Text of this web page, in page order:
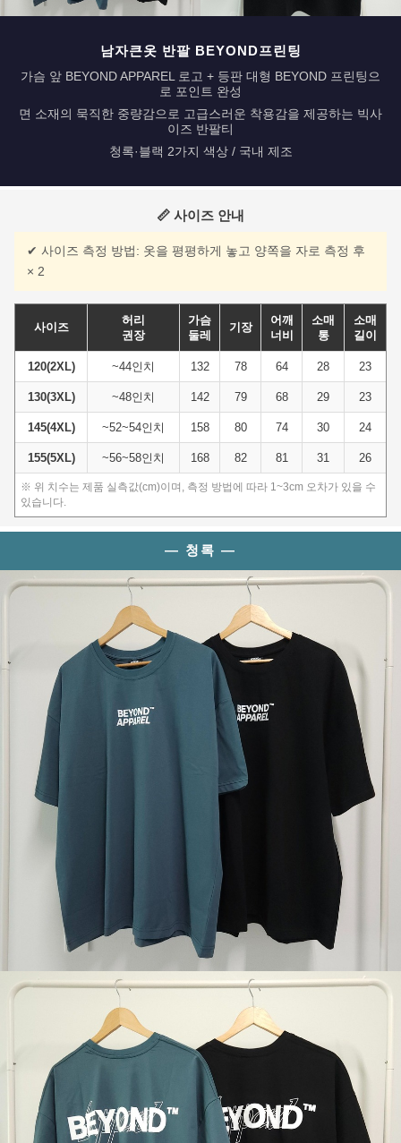
이코 라이프 하
남자큰옷 반팔 BEYOND프린팅
가슴 앞 BEYOND APPAREL 로고 + 등판 대형 BEYOND 프린팅으
로 포인트 완성
면 소재의 묵직한 중량감으로 고급스러운 착용감을 제공하는 빅사
이즈 반팔티
청록·블랙 2가지 색상 / 국내 제조
📏 사이즈 안내
✔ 사이즈 측정 방법: 옷을 평평하게 놓고 양쪽을 자로 측정 후
× 2
사이즈
허리
권장
가슴
둘레
기장
어깨
너비
소매
통
소매
길이
120(2XL) ~44인치 132 78 64 28 23
130(3XL) ~48인치 142 79 68 29 23
145(4XL) ~52~54인치 158 80 74 30 24
155(5XL) ~56~58인치 168 82 81 31 26
※ 위 치수는 제품 실측값(cm)이며, 측정 방법에 따라 1~3cm 오차가 있을 수
있습니다.
— 청록 —